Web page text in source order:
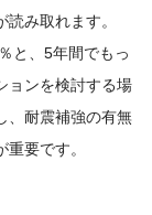
み取れます。
と、5年間でもっ
ョンを検討する場
、耐震補強の有無
要です。